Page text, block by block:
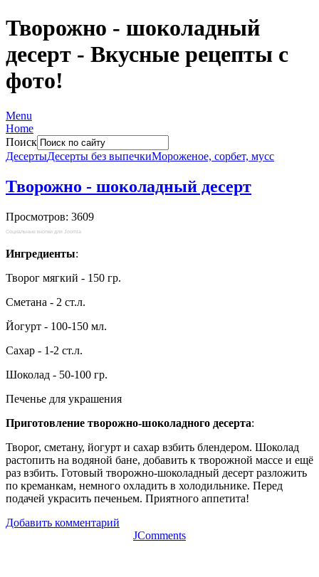
Творожно - шоколадный
десерт - Вкусные рецепты с
фото!
Menu
Home
Поиск
ДесертыДесерты без выпечкиМороженое, сорбет, мусс
Творожно - шоколадный десерт
Просмотров: 3609
Социальные кнопки для Joomla
Ингредиенты:
Творог мягкий - 150 гр.
Сметана - 2 ст.л.
Йогурт - 100-150 мл.
Сахар - 1-2 ст.л.
Шоколад - 50-100 гр.
Печенье для украшения
Приготовление творожно-шоколадного десерта:
Творог, сметану, йогурт и сахар взбить блендером. Шоколад
растопить на водяной бане, добавить к творожной массе и ещё
раз взбить. Готовый творожно-шоколадный десерт разложить
по креманкам, немного охладить в холодильнике. Перед
подачей украсить печеньем. Приятного аппетита!
Добавить комментарий
JComments